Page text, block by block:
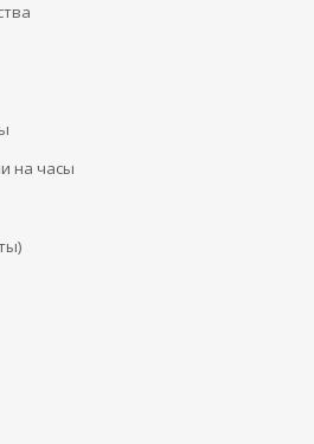
на часы